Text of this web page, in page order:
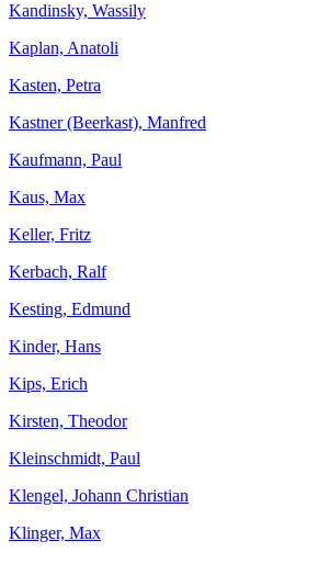
Kandinsky, Wassily
Kaplan, Anatoli
Kasten, Petra
Kastner (Beerkast), Manfred
Kaufmann, Paul
Kaus, Max
Keller, Fritz
Kerbach, Ralf
Kesting, Edmund
Kinder, Hans
Kips, Erich
Kirsten, Theodor
Kleinschmidt, Paul
Klengel, Johann Christian
Klinger, Max